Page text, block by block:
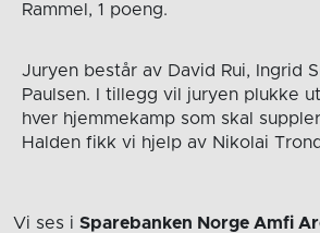
Rammel, 1 poeng.
Juryen består av David Rui, Ingrid
Paulsen. I tillegg vil juryen plukke
hver hjemmekamp som skal
Halden fikk vi hjelp av Nikolai
Vi ses i Sparebanken Norge Amfi